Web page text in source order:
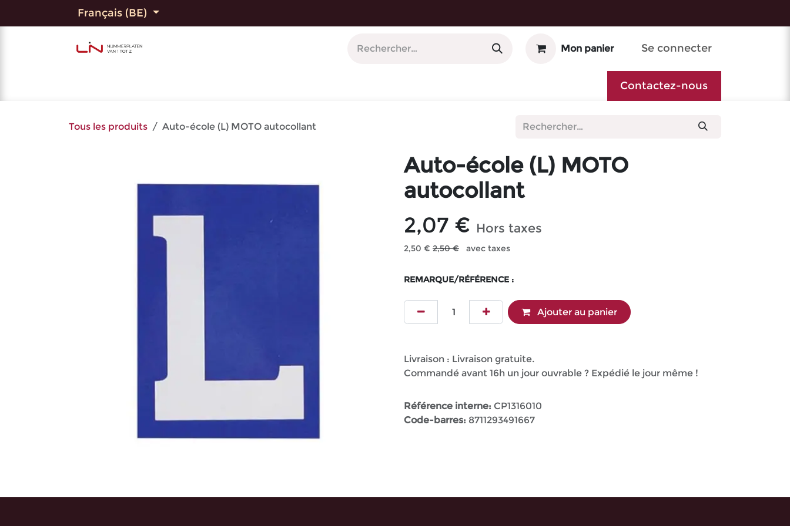
Se rendre au contenu
Français (BE)
Mon panier Se connecter
Contactez-nous
Tous les produits Auto-école (L) MOTO autocollant
Auto-école (L) MOTO
autocollant
2,07 € Hors taxes
2,50 € 2,50€ avec taxes
REMARQUE/RÉFÉRENCE :
Ajouter au panier
Livraison : Livraison gratuite.
Commandé avant 16h un jour ouvrable ? Expédié le jour même !
Référence interne: CP1316010
Code-barres: 8711293491667